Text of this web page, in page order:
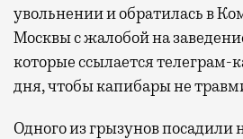
увольнении и обратилась в
Москвы с жалобой на
которые ссылается телеграм-
дня, чтобы капибары не
Одного из грызунов посадили